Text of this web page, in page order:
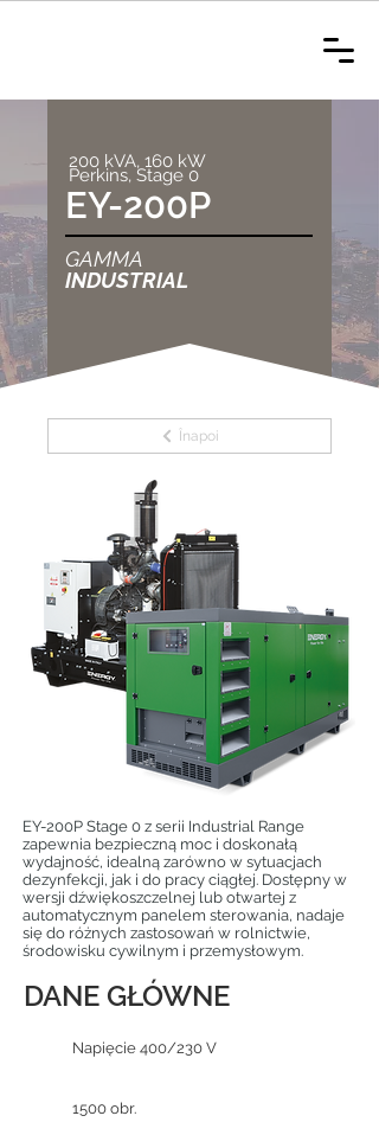
200 kVA, 160 kW
Perkins, Stage 0
EY-200P
GAMMA
INDUSTRIAL
Înapoi
EY-200P Stage 0 z serii Industrial Range
zapewnia bezpieczną moc i doskonałą
wydajność, idealną zarówno w sytuacjach
dezynfekcji, jak i do pracy ciągłej. Dostępny w
wersji dźwiękoszczelnej lub otwartej z
automatycznym panelem sterowania, nadaje
się do różnych zastosowań w rolnictwie,
środowisku cywilnym i przemysłowym.
DANE GŁÓWNE
Napięcie 400/230 V
1500 obr.